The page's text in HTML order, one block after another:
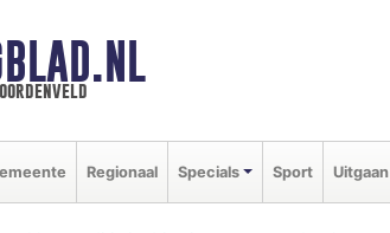
Regionaal Specials Sport Uitgaan